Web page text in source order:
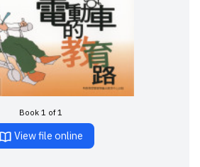
Book 1 of 1
View file online